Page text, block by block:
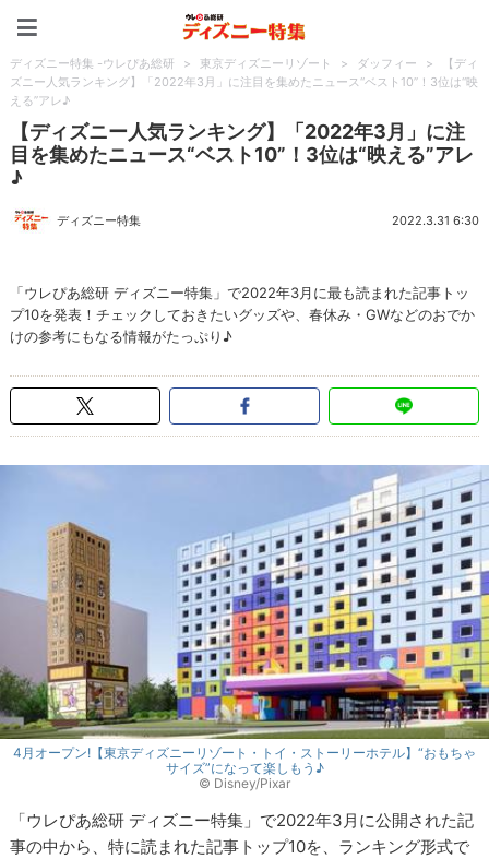
ディズニー特集 -ウレぴあ総研 > 東京ディズニーリゾート > ダッフィー >
【ディ
ズニー人気ランキング】「2022年3月」に注目を集めたニュース“ベスト10”！3位は“映
える”アレ♪
【ディズニー人気ランキング】「2022年3月」に注
目を集めたニュース“ベスト10”！3位は“映える”アレ
♪
ディズニー特集 2022.3.31 6:30
「ウレぴあ総研 ディズニー特集」で2022年3月に最も読まれた記事トッ
プ10を発表！チェックしておきたいグッズや、春休み・GWなどのおでか
けの参考にもなる情報がたっぷり♪
4月オープン!【東京ディズニーリゾート・トイ・ストーリーホテル】“おもちゃ
サイズ”になって楽しもう♪
© Disney/Pixar
「ウレぴあ総研 ディズニー特集」で2022年3月に公開された記
事の中から、特に読まれた記事トップ10を、ランキング形式で